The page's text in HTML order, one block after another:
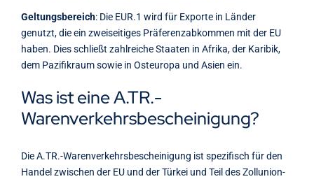
Geltungsbereich: Die EUR.1 wird für Exporte in Länder
genutzt, die ein zweiseitiges Präferenzabkommen mit der EU
haben. Dies schließt zahlreiche Staaten in Afrika, der Karibik,
dem Pazifikraum sowie in Osteuropa und Asien ein.
Was ist eine A.TR.-
Warenverkehrsbescheinigung?
Die A.TR.-Warenverkehrsbescheinigung ist spezifisch für den
Handel zwischen der EU und der Türkei und Teil des Zollunion-